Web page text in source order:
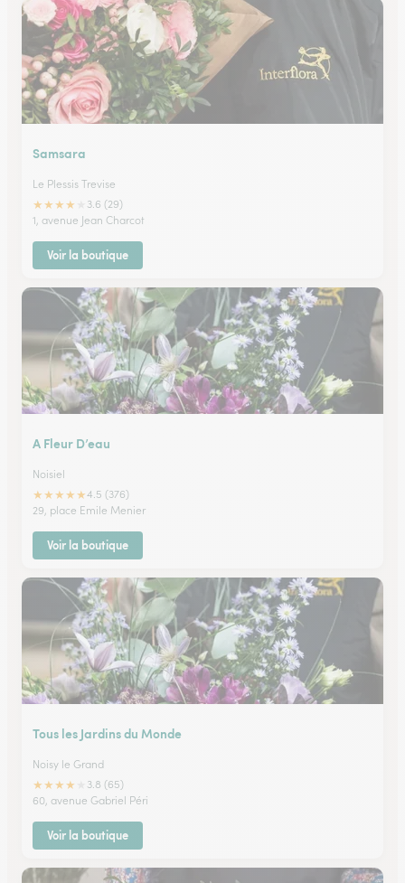
Samsara
Le Plessis Trevise
★★★★
3.6 (29)
1, avenue Jean Charcot
Voir la boutique
A Fleur D’eau
Noisiel
★★★★★4.5 (376)
29, place Emile Menier
Voir la boutique
Tous les Jardins du Monde
Noisy le Grand
★★★★
3.8 (65)
60, avenue Gabriel Péri
Voir la boutique